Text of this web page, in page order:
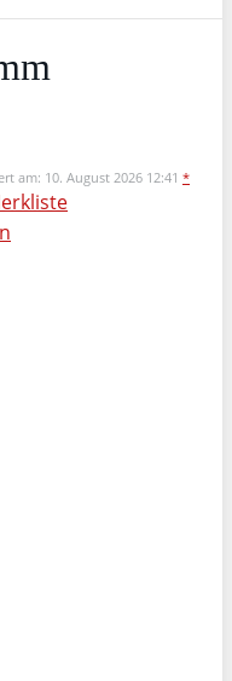
am: 10. August 2026 12:41 *